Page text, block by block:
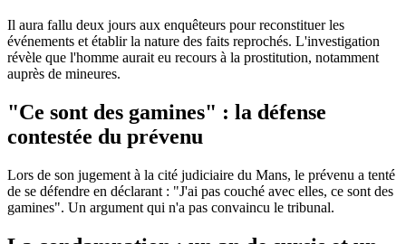
Il aura fallu deux jours aux enquêteurs pour reconstituer les
événements et établir la nature des faits reprochés. L'investigation
révèle que l'homme aurait eu recours à la prostitution, notamment
auprès de mineures.
"Ce sont des gamines" : la défense
contestée du prévenu
Lors de son jugement à la cité judiciaire du Mans, le prévenu a tenté
de se défendre en déclarant : "J'ai pas couché avec elles, ce sont des
gamines". Un argument qui n'a pas convaincu le tribunal.